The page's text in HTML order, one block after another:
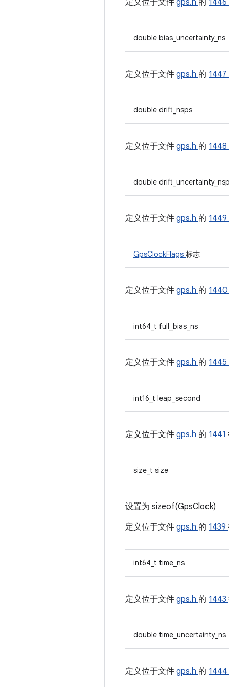
定义位于文件 gps.h 的 1446
double bias_uncertainty_ns
定义位于文件 gps.h 的 1447
double drift_nsps
定义位于文件 gps.h 的 1448
double
定义位于文件 gps.h 的 1449
GpsClockFlags 标志
定义位于文件 gps.h 的 1440
int64_t full_bias_ns
定义位于文件 gps.h 的 1445
int16_t leap_second
定义位于文件 gps.h 的 1441
size_t size
设置为 sizeof(GpsClock)
定义位于文件 gps.h 的 1439
int64_t time_ns
定义位于文件 gps.h 的 1443
double time_uncertainty_ns
定义位于文件 gps.h 的 1444